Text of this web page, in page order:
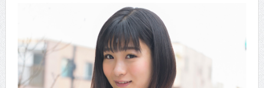
CINEMA×STYLE 287号
CINEMA×STYLE 286号
CINEMA×STYLE 285号